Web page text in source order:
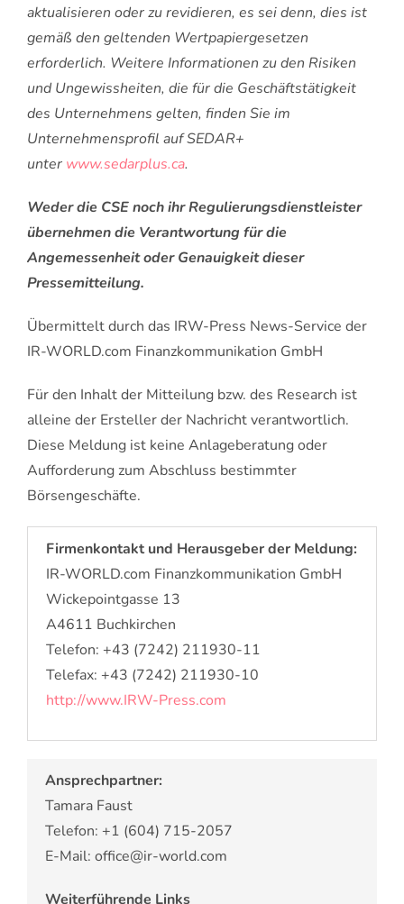
aktualisieren oder zu revidieren, es sei denn, dies ist
gemäß den geltenden Wertpapiergesetzen
erforderlich. Weitere Informationen zu den Risiken
und Ungewissheiten, die für die Geschäftstätigkeit
des Unternehmens gelten, finden Sie im
Unternehmensprofil auf SEDAR+
unter www.sedarplus.ca.
Weder die CSE noch ihr Regulierungsdienstleister
übernehmen die Verantwortung für die
Angemessenheit oder Genauigkeit dieser
Pressemitteilung.
Übermittelt durch das IRW-Press News-Service der
IR-WORLD.com Finanzkommunikation GmbH
Für den Inhalt der Mitteilung bzw. des Research ist
alleine der Ersteller der Nachricht verantwortlich.
Diese Meldung ist keine Anlageberatung oder
Aufforderung zum Abschluss bestimmter
Börsengeschäfte.
Firmenkontakt und Herausgeber der Meldung:
IR-WORLD.com Finanzkommunikation GmbH
Wickepointgasse 13
A4611 Buchkirchen
Telefon: +43 (7242) 211930-11
Telefax: +43 (7242) 211930-10
http://www.IRW-Press.com
Ansprechpartner:
Tamara Faust
Telefon: +1 (604) 715-2057
E-Mail: office@ir-world.com
Weiterführende Links